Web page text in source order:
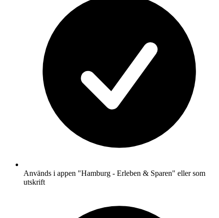
Används i appen "Hamburg - Erleben & Sparen" eller som
utskrift